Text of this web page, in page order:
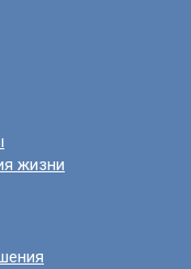
жизни